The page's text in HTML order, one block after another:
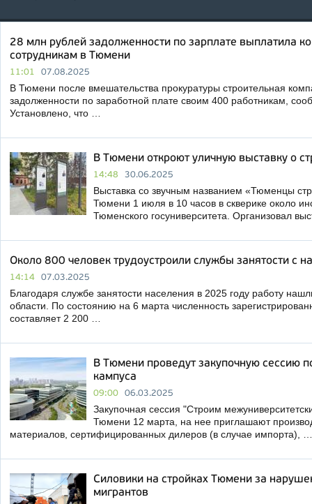
28 млн рублей задолженности по зарплате выплатила
сотрудникам в Тюмени
11:01 07.08.2025
В Тюмени после вмешательства прокуратуры строительная
задолженности по заработной плате своим 400 работникам,
Установлено, что …
В Тюмени откроют уличную выставку о
14:48 30.06.2025
Выставка со звучным названием «Тюменцы
Тюмени 1 июля в 10 часов в скверике около
Тюменского госуниверситета. Организовал
Около 800 человек трудоустроили службы занятости с
14:14 07.03.2025
Благодаря службе занятости населения в 2025 году работу
области. По состоянию на 6 марта численность
составляет 2 200 …
В Тюмени проведут закупочную сессию
кампуса
09:00 06.03.2025
Закупочная сессия "Строим
Тюмени 12 марта, на нее приглашают
материалов, сертифицированных дилеров (в случае импорта), …
Силовики на стройках Тюмени за
мигрантов